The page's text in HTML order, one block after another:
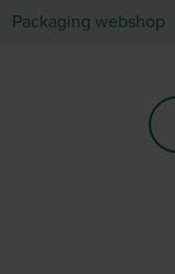
Packaging webshop